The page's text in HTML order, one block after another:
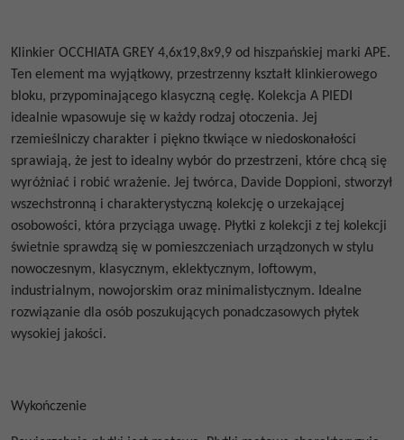
Klinkier OCCHIATA GREY 4,6x19,8x9,9 od hiszpańskiej marki APE.
Ten element ma wyjątkowy, przestrzenny kształt klinkierowego
bloku, przypominającego klasyczną cegłę. Kolekcja A PIEDI
idealnie wpasowuje się w każdy rodzaj otoczenia. Jej
rzemieślniczy charakter i piękno tkwiące w niedoskonałości
sprawiają, że jest to idealny wybór do przestrzeni, które chcą się
wyróżniać i robić wrażenie. Jej twórca, Davide Doppioni, stworzył
wszechstronną i charakterystyczną kolekcję o urzekającej
osobowości, która przyciąga uwagę. Płytki z kolekcji z tej kolekcji
świetnie sprawdzą się w pomieszczeniach urządzonych w stylu
nowoczesnym, klasycznym, eklektycznym, loftowym,
industrialnym, nowojorskim oraz minimalistycznym. Idealne
rozwiązanie dla osób poszukujących ponadczasowych płytek
wysokiej jakości.
Wykończenie